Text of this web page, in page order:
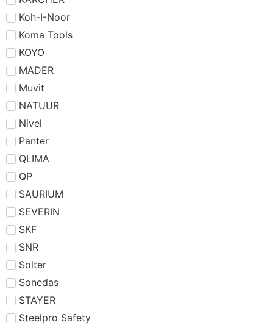
Koh-I-Noor
Koma Tools
KOYO
MADER
Muvit
NATUUR
Nivel
Panter
QLIMA
QP
SAURIUM
SEVERIN
SKF
SNR
Solter
Sonedas
STAYER
Steelpro Safety